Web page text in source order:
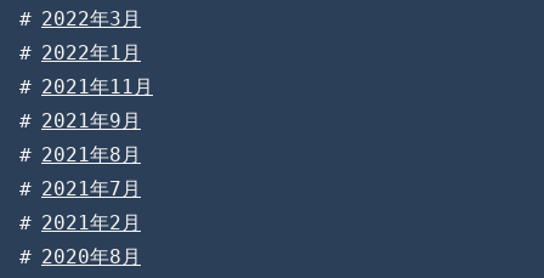
2022年3月
2022年1月
2021年11月
2021年9月
2021年8月
2021年7月
2021年2月
2020年8月